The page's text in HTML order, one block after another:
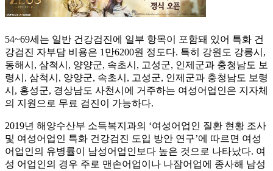
54~69세는 일반 건강검진에 일부 항목이 포함돼 있어 특화 건
강검진 자부담 비용은 1만6200원 정도다. 특히 강원도 강릉시,
동해시, 삼척시, 양양군, 속초시, 고성군, 인제군과 충청남도 보
령시, 삼척시, 양양군, 속초시, 고성군, 인제군과 충청남도 보령
시, 홍성군, 경상남도 사천시에 거주하는 여성어업인은 지자체
의 지원으로 무료 검진이 가능하다.
2019년 해양수산부 소득복지과의 ‘여성어업인 질환 현황 조사
및 여성어업인 특화 건강검진 도입 방안 연구’에 따르면 여성
어업인의 유병률이 남성어업인보다 높은 것으로 나타났다. 여
성 어업인의 경우 주로 맨손어업이나 나잠어업에 종사해 남성